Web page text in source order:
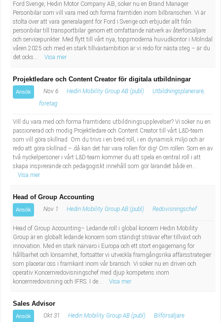
Ford Sverige, Hedin Motor Company AB, söker nu en Brand Manager
Personbilar som vill vara med och forma framtiden inom bilbranschen. Vi är
stolta över att vara generalagent för Ford i Sverige och erbjuder allt från
personbilar till transportbilar genom ett omfattande nätverk av återförsäljare
och servicepunkter. Med flytt till vårt nya, toppmoderna huvudkontor i Mölndal
våren 2025 och med en stark tillväxtambition är vi redo för nästa steg – är du
det ocks...
Visa mer
Projektledare och Content Creator för digitala utbildningar
Ansök Nov 6 Hedin Mobility Group AB (publ)
Utbildningsplanerare,
företag
Vill du vara med och forma framtidens utbildningsupplevelser? Vi söker nu en
passionerad och modig Projektledare och Content Creator till vårt L&D-team
som vill göra skillnad. Om du trivs i en bred roll, i en dynamisk miljö och är
redo att göra skillnad – då kan det här vara rollen för dig! Om rollen: Som en av
två nyckelpersoner i vårt L&D-team kommer du att spela en central roll i att
skapa inspirerande och pedagogiskt innehåll som gör lärandet både en...
Visa mer
Head of Group Accounting
Ansök Nov 1 Hedin Mobility Group AB (publ) Redovisningschef
Head of Group Accounting– Ledande roll i global koncern Hedin Mobility
Group är en globalt ledande koncern som ständigt strävar efter tillväxt och
innovation. Med en stark närvaro i Europa och ett stort engagemang för
hållbarhet och lönsamhet, fortsätter vi utveckla framgångsrika affärsstrategier
som placerar oss i framkant inom vår bransch. Vi söker nu en driven och
operativ Koncernredovisningschef med djup kompetens inom
koncernredovisning och IFRS. I de...
Visa mer
Sales Advisor
Ansök Okt 31 Hedin Mobility Group AB (publ) Bilförsäljare